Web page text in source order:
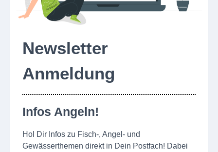
Newsletter
Anmeldung
Infos Angeln!
Hol Dir Infos zu Fisch-, Angel- und
Gewässerthemen direkt in Dein Postfach! Dabei